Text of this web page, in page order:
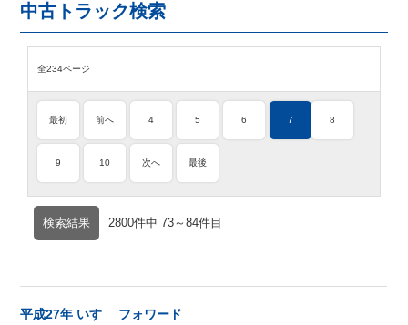
中古トラック検索
全234ページ
最初 前へ 4 5 6 7 8
9 10 次へ 最後
検索結果 2800件中 73～84件目
平成27年 いすゞ フォワード